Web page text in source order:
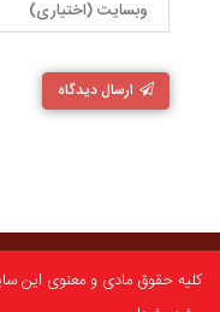
ارسال دیدگاه
کلیه حقوق مادی و معنوی این